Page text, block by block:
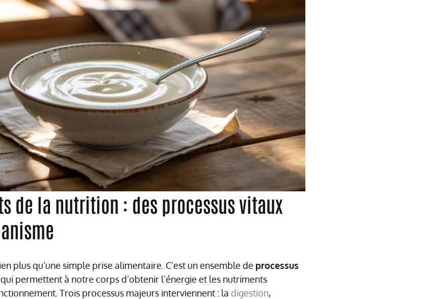
de la nutrition : des processus vitaux
plus qu’une simple prise alimentaire. C’est un ensemble de processus
qui permettent à notre corps d’obtenir l’énergie et les nutriments
Trois processus majeurs interviennent : la digestion,